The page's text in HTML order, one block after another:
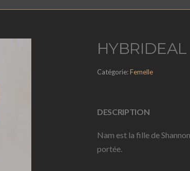
Catégorie:Femelle
DESCRIPTION
Nam est la fille de
portée.